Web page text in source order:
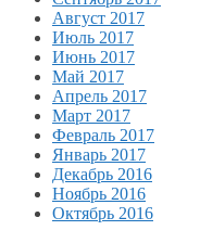
Август 2017
Июль 2017
Июнь 2017
Май 2017
Апрель 2017
Март 2017
Февраль 2017
Январь 2017
Декабрь 2016
Ноябрь 2016
Октябрь 2016